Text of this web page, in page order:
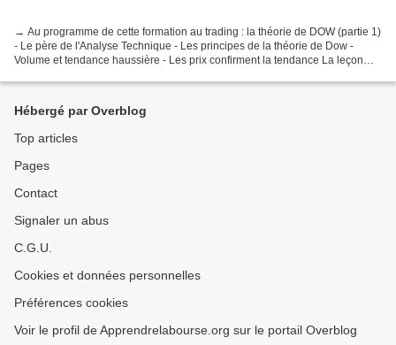
→ Au programme de cette formation au trading : la théorie de DOW (partie 1)
- Le père de l'Analyse Technique - Les principes de la théorie de Dow -
Volume et tendance haussière - Les prix confirment la tendance La leçon
Hébergé par Overblog
Top articles
Pages
Contact
Signaler un abus
C.G.U.
Cookies et données personnelles
Préférences cookies
Voir le profil de Apprendrelabourse.org sur le portail Overblog